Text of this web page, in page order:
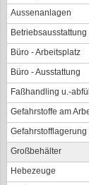
Aussenanlagen
Betriebsausstattung
Büro - Arbeitsplatz
Büro - Ausstattung
Faßhandling u.-
Gefahrstoffe am
Gefahrstofflagerung
Großbehälter
Hebezeuge